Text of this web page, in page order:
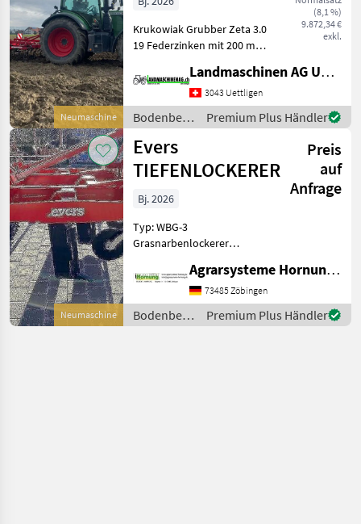
Neumaschine
(8,1 %)
9.872,34 €
exkl.
Krukowiak Grubber Zeta 3.0
19 Federzinken mit 200 mm
Überschnitt Ausgerüstet
mit Rohrstabwalze und
Nachstriegel, Warntafeln
und Beleuchtungsa
Landmaschinen AG Uettligen
3043 Uettligen
Bodenbearbeitung
/
Krukowiak
Premium Plus Händler
Neumaschine
Evers
TIEFENLOCKERER
Preis
auf
Anfrage
Bj. 2026
Typ: WBG-3
Grasnarbenlockerer
3 Zinken / Strichabstand 90
Transportbreite 252 cm
Rahmenhöhe 75 cm
Agrarsysteme Hornung GmbH & Co. KG
73485 Zöbingen
Bodenbearbeitung
/ Evers
Premium Plus Händler